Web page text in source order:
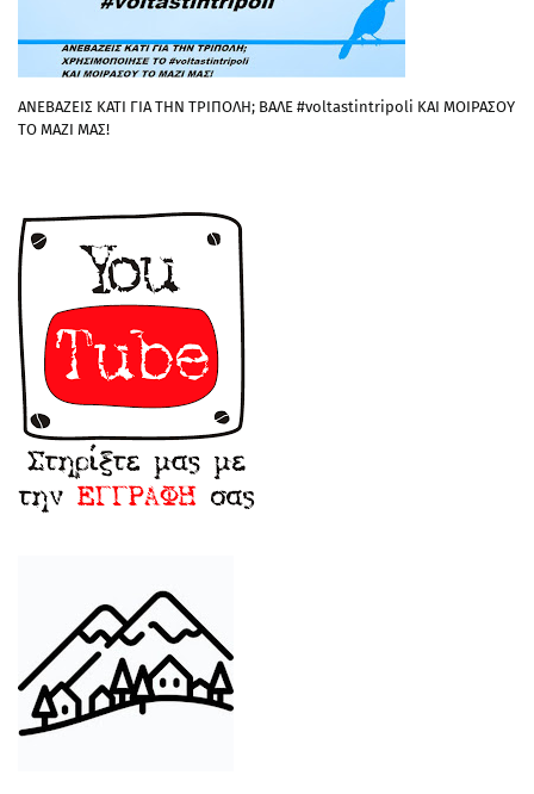
ΑΝΕΒΑΖΕΙΣ ΚΑΤΙ ΓΙΑ ΤΗΝ ΤΡΙΠΟΛΗ; ΒΑΛΕ #voltastintripoli ΚΑΙ ΜΟΙΡΑΣΟΥ
ΤΟ ΜΑΖΙ ΜΑΣ!